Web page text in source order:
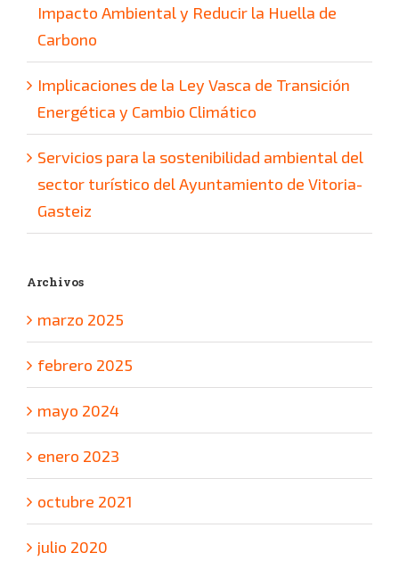
Impacto Ambiental y Reducir la Huella de
Carbono
Implicaciones de la Ley Vasca de Transición
Energética y Cambio Climático
Servicios para la sostenibilidad ambiental del
sector turístico del Ayuntamiento de Vitoria-
Gasteiz
Archivos
marzo 2025
febrero 2025
mayo 2024
enero 2023
octubre 2021
julio 2020